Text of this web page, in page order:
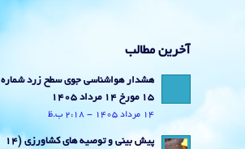
آخرین مطالب
هشدار هواشناسی جوی سطح زرد شماره
15 مورخ 14 مرداد 1405
14 مرداد 1405 - 2:18 ب.ظ
پیش بینی و توصیه های کشاورزی (14